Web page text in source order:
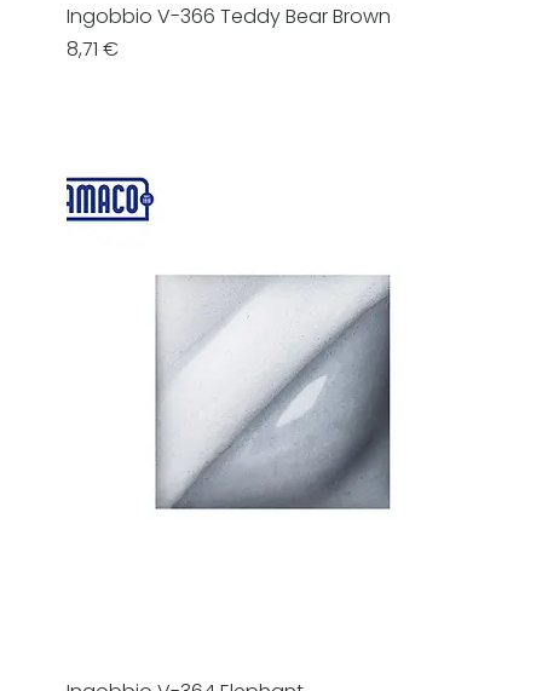
Ingobbio V-366 Teddy Bear Brown
Prezzo
8,71 €